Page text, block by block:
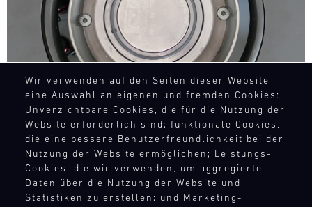
Wir verwenden auf den Seiten dieser Website
eine Auswahl an eigenen und fremden Cookies:
Unverzichtbare Cookies, die für die Nutzung der
Website erforderlich sind; funktionale Cookies,
die eine bessere Benutzerfreundlichkeit bei der
Nutzung der Website ermöglichen; Leistungs-
Cookies, die wir verwenden, um aggregierte
Daten über die Nutzung der Website und
Statistiken zu erstellen; und Marketing-
KRONTEC SCHNELLTANKBEFÜLLUNG